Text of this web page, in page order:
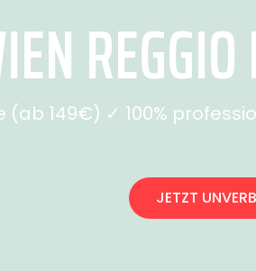
(ab 149€) ✓ 100%
JETZT